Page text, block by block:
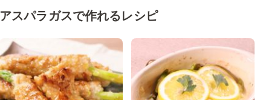
アスパラガスで作れるレシピ